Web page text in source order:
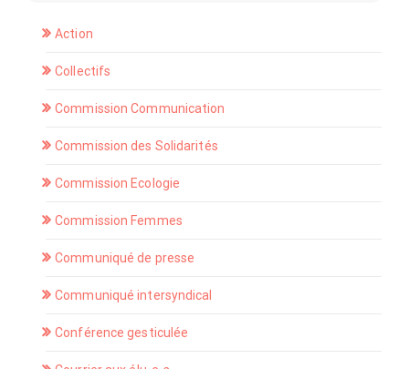
Action
Collectifs
Commission Communication
Commission des Solidarités
Commission Ecologie
Commission Femmes
Communiqué de presse
Communiqué intersyndical
Conférence gesticulée